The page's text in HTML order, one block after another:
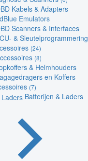
Kabels & Adapters
Emulators
Scanners & Interfaces
& Sleutelprogrammering
(24)
(8)
& Helmhouders
en Koffers
(7)
Batterijen & Laders